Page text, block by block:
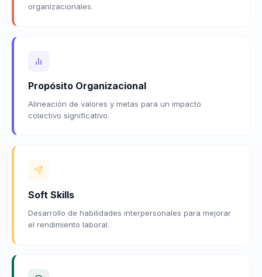
organizacionales.
Propósito Organizacional
Alineación de valores y metas para un impacto
colectivo significativo.
Soft Skills
Desarrollo de habilidades interpersonales para mejorar
el rendimiento laboral.